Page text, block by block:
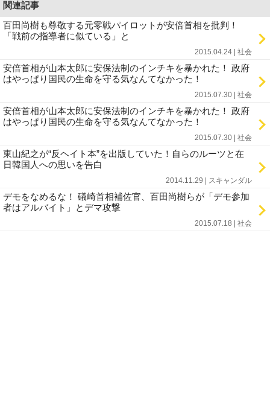
関連記事
百田尚樹も尊敬する元零戦パイロットが安倍首相を批判！
「戦前の指導者に似ている」と
2015.04.24 | 社会
安倍首相が山本太郎に安保法制のインチキを暴かれた！ 政府
はやっぱり国民の生命を守る気なんてなかった！
2015.07.30 | 社会
安倍首相が山本太郎に安保法制のインチキを暴かれた！ 政府
はやっぱり国民の生命を守る気なんてなかった！
2015.07.30 | 社会
東山紀之が“反ヘイト本”を出版していた！自らのルーツと在
日韓国人への思いを告白
2014.11.29 | スキャンダル
デモをなめるな！ 礒崎首相補佐官、百田尚樹らが「デモ参加
者はアルバイト」とデマ攻撃
2015.07.18 | 社会